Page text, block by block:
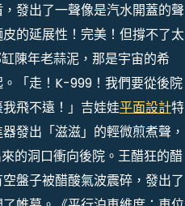
發出了一聲像是汽水開蓋的聲
的延展性！完美！但撐不了太
陳年老蒜泥，那是宇宙的希
「走！K-999！我們要從後院
飛不遠！」吉娃娃平面設計特
發出「滋滋」的輕微煎煮聲，
的洞口衝向後院。王醋狂的醋
盤子被醋酸氣波震碎，發出了